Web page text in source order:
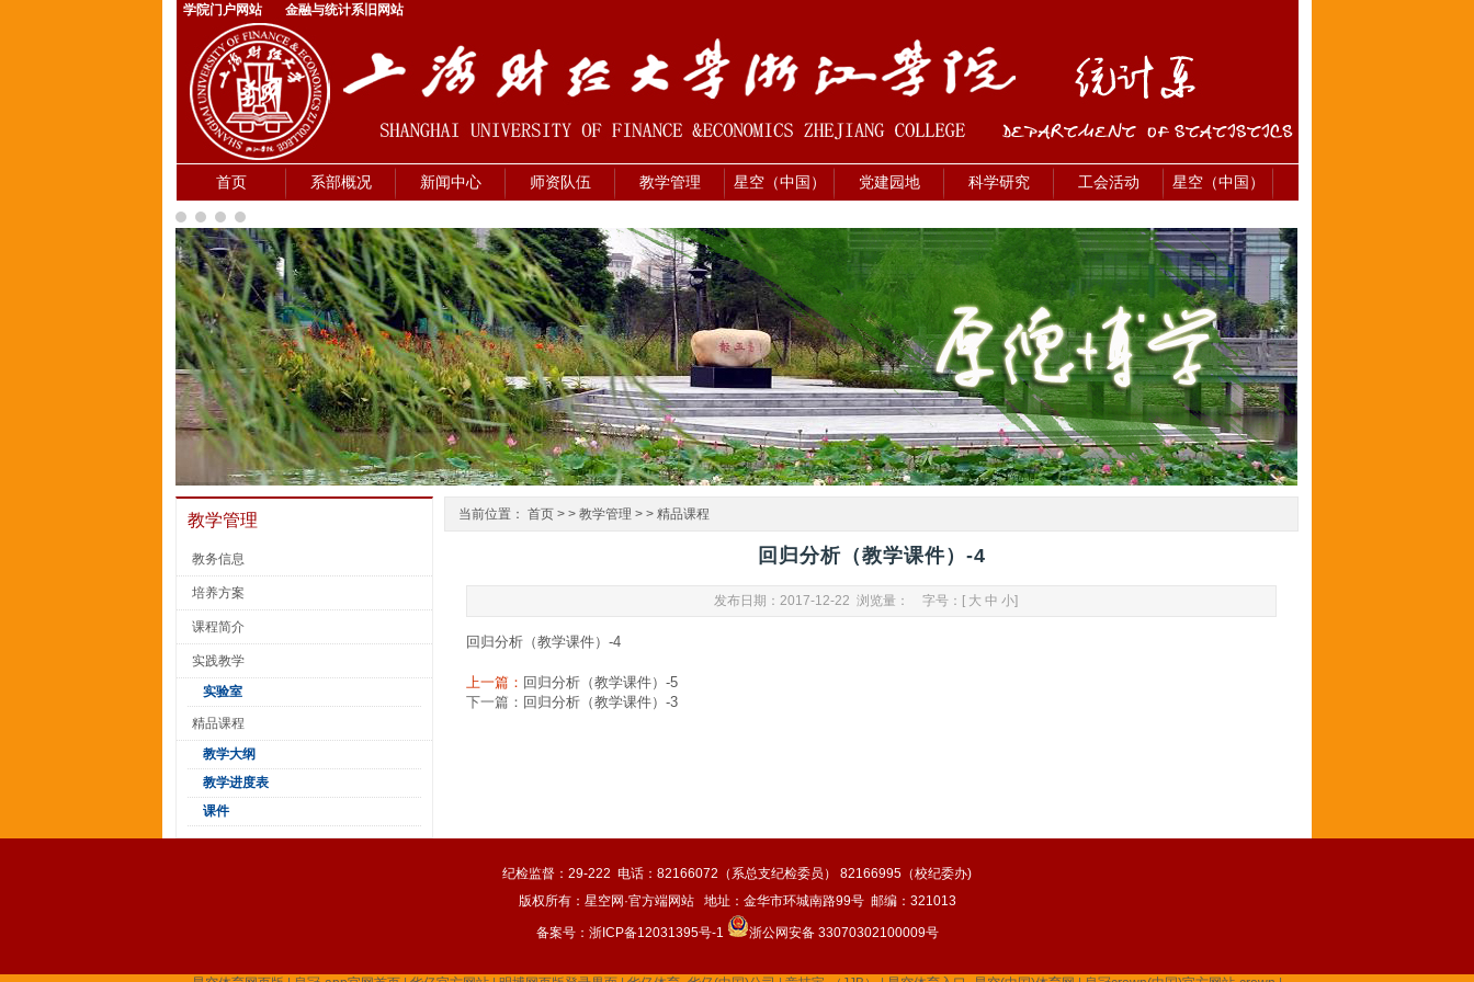
学院门户网站 金融与统计系旧网站
首页 系部概况 新闻中心 师资队伍 教学管理 星空（中国） 党建园地 科学研究 工会活动 星空（中国）
教学管理
教务信息
培养方案
课程简介
实践教学
实验室
精品课程
教学大纲
教学进度表
课件
当前位置： 首页 > > 教学管理 > > 精品课程
回归分析（教学课件）-4
发布日期：2017-12-22 浏览量： 字号：[ 大 中 小]
回归分析（教学课件）-4
上一篇： 回归分析（教学课件）-5
下一篇： 回归分析（教学课件）-3
纪检监督：29-222 电话：82166072（系总支纪检委员） 82166995（校纪委办)
版权所有：星空网·官方端网站 地址：金华市环城南路99号 邮编：321013
备案号： 浙ICP备12031395号-1 浙公网安备 33070302100009号